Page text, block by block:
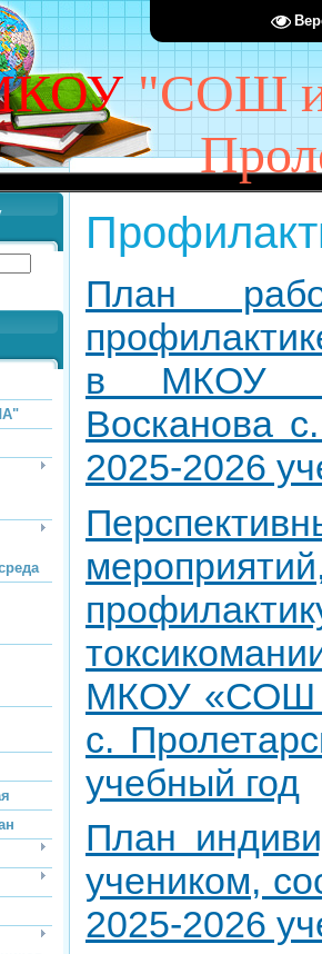
"СОШ
План
в МКОУ
Восканова
2025-2026
МКОУ «СОШ
с.
учебный год
План
учеником,
2025-2026